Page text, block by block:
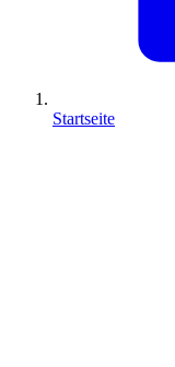
Startseite